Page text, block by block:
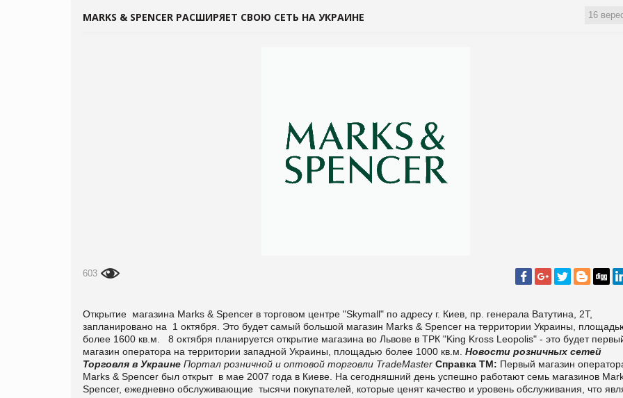
16
MARKS & SPENCER РАСШИРЯЕТ СВОЮ СЕТЬ НА УКРАИНЕ
603
Открытие магазина Marks & Spencer в торговом центре "Skymall" по адресу г. Киев, пр. генерала Ватутина, 2T,
запланировано на 1 октября. Это будет самый большой магазин Marks & Spencer на территории Украины,
более 1600 кв.м. 8 октября планируется открытие магазина во Львове в ТРК "King Kross Leopolis" - это будет
магазин оператора на территории западной Украины, площадью более 1000 кв.м. Новости розничных сетей
Торговля в Украине Портал розничной и оптовой торговли TradeMaster Справка ТМ: Первый магазин
Marks & Spencer был открыт в мае 2007 года в Киеве. На сегодняшний день успешно работают семь магазинов
Spencer, ежедневно обслуживающие тысячи покупателей, которые ценят качество и уровень обслуживания, что